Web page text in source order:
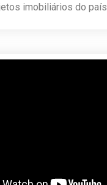
imobiliários do país.